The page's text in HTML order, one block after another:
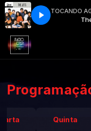
Manhã
TOCANDO
Real
Quinta